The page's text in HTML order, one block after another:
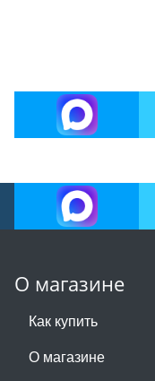
О магазине
Как купить
О магазине